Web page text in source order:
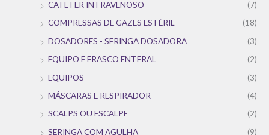
CATETER INTRAVENOSO
(7)
COMPRESSAS DE GAZES ESTÉRIL
(18)
DOSADORES - SERINGA DOSADORA
(3)
EQUIPO E FRASCO ENTERAL
(2)
EQUIPOS
(3)
MÁSCARAS E RESPIRADOR
(4)
SCALPS OU ESCALPE
(2)
SERINGA COM AGULHA
(9)